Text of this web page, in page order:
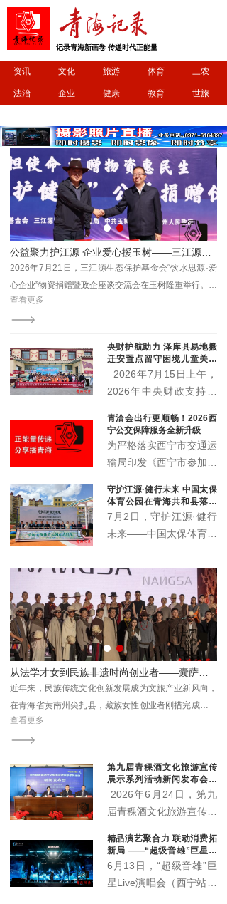
记录青海新画卷 传递时代正能量
资讯 文化 旅游 体育 三农
法治 企业 健康 教育 世旅
玉树牦牛肉牵手国际名厨 治多特色农畜产品亮相中意丝路市集
查看更多
央财护航助力 泽库县易地搬
迁安置点留守困境儿童关爱
项目启动
2026年7月15日上午，
2026年中央财政支持社
——泽库县牧区易地搬迁
安置点留守困境儿童关爱
服务项目，在泽库县东格
青洽会出行更顺畅！2026西
宁公交保障服务全新升级
为严格落实西宁市交通运
输局印发《西宁市参加第
投资贸易洽谈会交通运输
服务保障工作方案》的通
知要求，西宁公交集团将
力，全力保障2026年青
洽会安全、有序、顺利举
办。
守护江源·健行未来 中国太保
体育公园在青海共和县落成
仪式圆满举办
7月2日，守护江源·健行
未来——中国太保体育公
绿色保险捐赠仪式在青海
省海南州共和县圆满举
办。三江源生态保护基金
会、海南州政府、中国太
保、上海建工集团、上海
园林集团相关领导及媒体
代表出席本次活动。 “爱国爱教 利乐众生”——江永冷周江措的菩提心路研讨会在西宁举行 两部新作正式出版
2026年6月30日，“爱国爱教 利乐众生”——江永冷周江
措的菩提心路研讨会在青海西宁顺利举办。活动现场正
式宣布，由江永冷周江措躬身实践总结凝练而成的《心
上的菩提路》《菩提心语·渡心筏》两部著作正式出版发
鲜活范本。
查看更多
第九届青稞酒文化旅游宣传
展示系列活动新闻发布会召
开 “土族风情美·青稞美酒
2026年6月24日，第九
届青稞酒文化旅游宣传展
互助县天佑德大酒店隆重
召开。本届活动以"土族
风情美·青稞美酒香"为主
精品演艺聚合力 联动消费拓
新局 ——“超级音雄”巨星演
唱会带动文旅市场持续升温
6月13日，“超级音雄”巨
星Live演唱会（西宁站）